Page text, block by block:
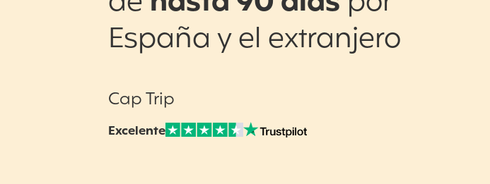
Cap Trip
Nuestras Opiniones Verificadas:
Excelente
España y el extranjero